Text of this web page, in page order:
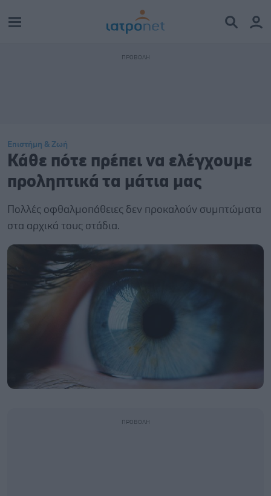
Επιστήμη & Ζωή
Κάθε πότε πρέπει να ελέγχουμε
προληπτικά τα μάτια μας
Πολλές οφθαλμοπάθειες δεν προκαλούν συμπτώματα
στα αρχικά τους στάδια.